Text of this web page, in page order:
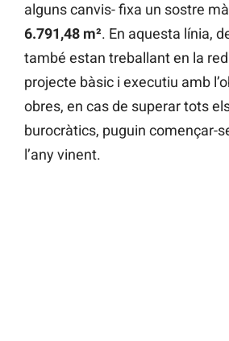
alguns canvis- fixa un sostre
6.791,48 m². En aquesta línia,
també estan treballant en la
projecte bàsic i executiu amb
obres, en cas de superar tots
burocràtics, puguin començar-
l’any vinent.